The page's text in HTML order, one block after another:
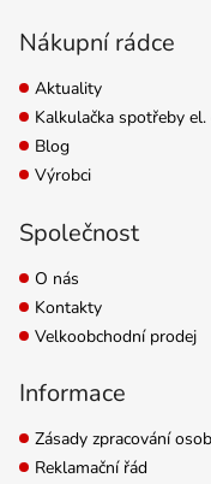
Nákupní rádce
Aktuality
Kalkulačka spotřeby el.
Blog
Výrobci
Společnost
O nás
Kontakty
Velkoobchodní prodej
Informace
Zásady zpracování
Reklamační řád